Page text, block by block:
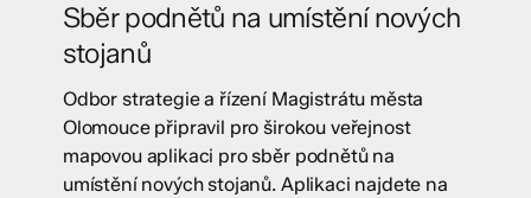
umístění
nových
stojanů
Sběr podnětů na umístění nových
stojanů
Odbor strategie a řízení Magistrátu města
Olomouce připravil pro širokou veřejnost
mapovou aplikaci pro sběr podnětů na
umístění nových stojanů. Aplikaci najdete na